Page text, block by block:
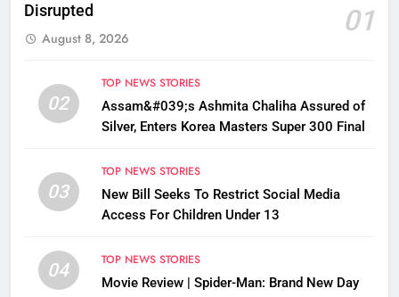
Disrupted
01
August 8, 2026
02
TOP NEWS STORIES
Assam&#039;s Ashmita Chaliha Assured of
Silver, Enters Korea Masters Super 300 Final
03
TOP NEWS STORIES
New Bill Seeks To Restrict Social Media
Access For Children Under 13
04
TOP NEWS STORIES
Movie Review | Spider-Man: Brand New Day